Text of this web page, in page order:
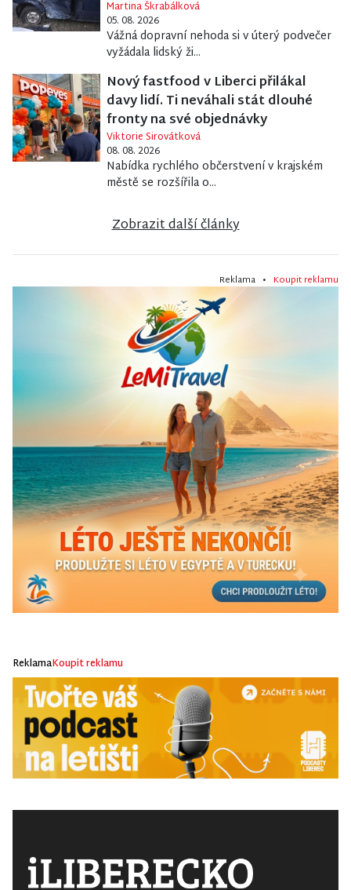
Martina Škrabálková
05. 08. 2026
Vážná dopravní nehoda si v úterý podvečer
vyžádala lidský ži...
Nový fastfood v Liberci přilákal
davy lidí. Ti neváhali stát dlouhé
fronty na své objednávky
Viktorie Sirovátková
08. 08. 2026
Nabídka rychlého občerstvení v krajském
městě se rozšířila o...
Zobrazit další články
Reklama • Koupit reklamu
ReklamaKoupit reklamu